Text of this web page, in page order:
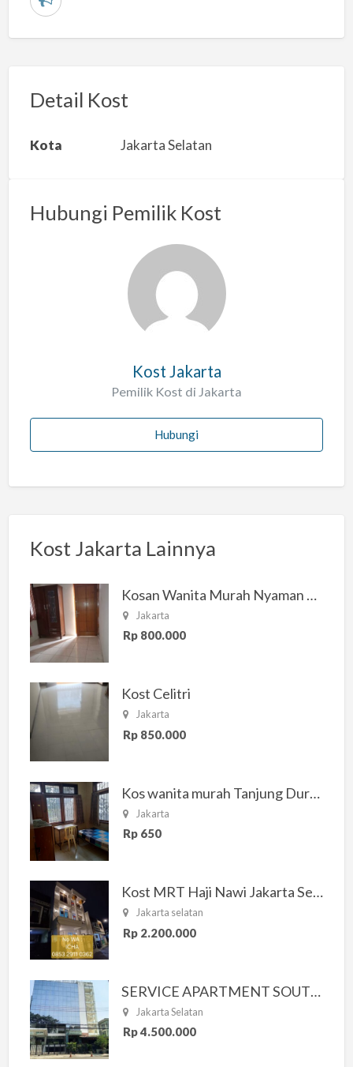
L
r
a
s
Detail Kost
Kota Jakarta Selatan
Hubungi Pemilik Kost
Kost Jakarta
Pemilik Kost di Jakarta
Hubungi
Kost Jakarta Lainnya
Kosan Wanita Murah Nyaman di Jakarta Selatan
Jakarta
Rp 800.000
Kost Celitri
Jakarta
Rp 850.000
Kos wanita murah Tanjung Duren Jakarta Barat
Jakarta
Rp 650
Kost MRT Haji Nawi Jakarta Selatan
Jakarta selatan
Rp 2.200.000
SERVICE APARTMENT SOUTH RESIDENCE
Jakarta Selatan
Rp 4.500.000